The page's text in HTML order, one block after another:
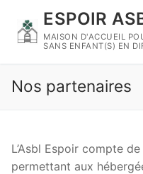
content
ESPOIR
MAISON D'ACCUEIL
SANS ENFANT(S) EN
Search for:
Nos partenaires
L’Asbl Espoir compte
permettant aux